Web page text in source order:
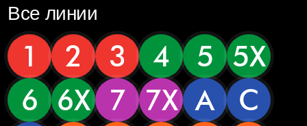
Все линии
1 2 3 4 5 5X
6
6X 7 7X A
C